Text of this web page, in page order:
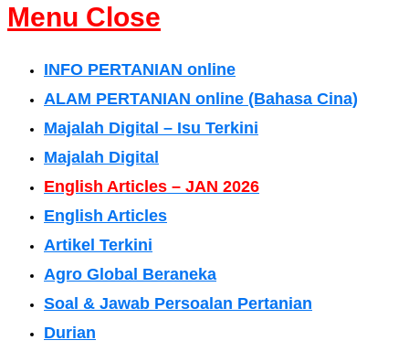
Menu Close
INFO PERTANIAN online
ALAM PERTANIAN online (Bahasa Cina)
Majalah Digital – Isu Terkini
Majalah Digital
English Articles – JAN 2026
English Articles
Artikel Terkini
Agro Global Beraneka
Soal & Jawab Persoalan Pertanian
Durian